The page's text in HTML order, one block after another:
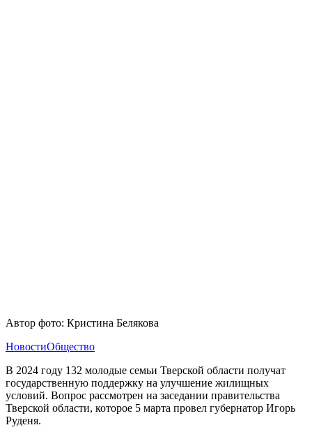
Автор фото: Кристина Белякова
НовостиОбщество
В 2024 году 132 молодые семьи Тверской области получат
государственную поддержку на улучшение жилищных
условий. Вопрос рассмотрен на заседании правительства
Тверской области, которое 5 марта провел губернатор Игорь
Руденя.